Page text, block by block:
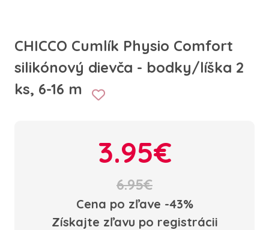
CHICCO Cumlík Physio Comfort
silikónový dievča - bodky/líška 2
ks, 6-16 m
3.95€
6.95€
Cena po zľave -43%
Získajte zľavu po registrácii